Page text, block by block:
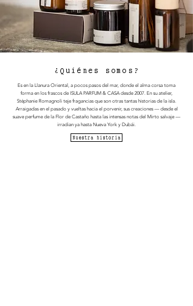
¿Quiénes somos?
Es en la Llanura Oriental, a pocos pasos del mar, donde el alma corsa toma
forma en los frascos de ISULA PARFUM & CASA desde 2007. En su atelier,
Stéphanie Romagnoli teje fragancias que son otras tantas historias de la isla.
Arraigadas en el pasado y vueltas hacia el porvenir, sus creaciones — desde el
suave perfume de la Flor de Castaño hasta las intensas notas del Mirto salvaje —
irradian ya hasta Nueva York y Dubái.
Nuestra historia